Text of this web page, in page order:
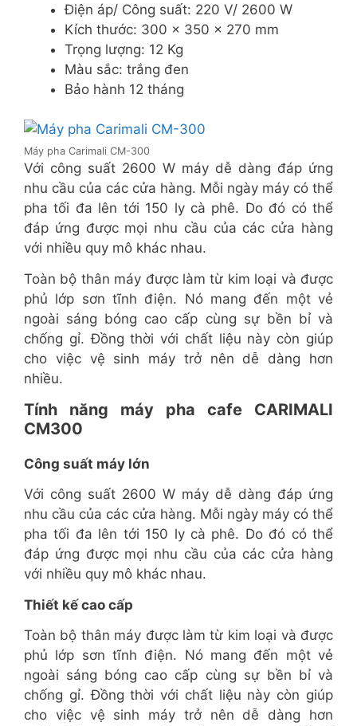
Điện áp/ Công suất: 220 V/ 2600 W
Kích thước: 300 x 350 x 270 mm
Trọng lượng: 12 Kg
Màu sắc: trắng đen
Bảo hành 12 tháng
Máy pha Carimali CM-300
Với công suất 2600 W máy dễ dàng đáp ứng
nhu cầu của các cửa hàng. Mỗi ngày máy có thể
pha tối đa lên tới 150 ly cà phê. Do đó có thể
đáp ứng được mọi nhu cầu của các cửa hàng
với nhiều quy mô khác nhau.
Toàn bộ thân máy được làm từ kim loại và được
phủ lớp sơn tĩnh điện. Nó mang đến một vẻ
ngoài sáng bóng cao cấp cùng sự bền bỉ và
chống gỉ. Đồng thời với chất liệu này còn giúp
cho việc vệ sinh máy trở nên dễ dàng hơn
nhiều.
Tính năng máy pha cafe CARIMALI
CM300
Công suất máy lớn
Với công suất 2600 W máy dễ dàng đáp ứng
nhu cầu của các cửa hàng. Mỗi ngày máy có thể
pha tối đa lên tới 150 ly cà phê. Do đó có thể
đáp ứng được mọi nhu cầu của các cửa hàng
với nhiều quy mô khác nhau.
Thiết kế cao cấp
Toàn bộ thân máy được làm từ kim loại và được
phủ lớp sơn tĩnh điện. Nó mang đến một vẻ
ngoài sáng bóng cao cấp cùng sự bền bỉ và
chống gỉ. Đồng thời với chất liệu này còn giúp
cho việc vệ sinh máy trở nên dễ dàng hơn